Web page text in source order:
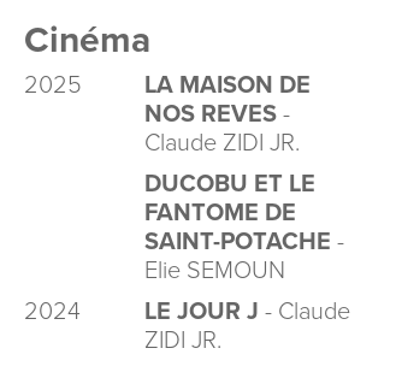
Cinéma
2025
LA MAISON DE
NOS REVES -
Claude ZIDI JR.
DUCOBU ET LE
FANTOME DE
SAINT-POTACHE -
Elie SEMOUN
2024
LE JOUR J - Claude
ZIDI JR.